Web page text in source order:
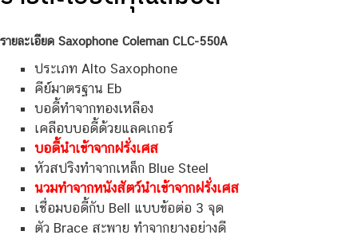
รายละเอียด Saxophone Coleman CLC-550A
ประเภท Alto Saxophone
คีย์มาตรฐาน Eb
บอดี้ทำจากทองเหลือง
เคลือบบอดี้ด้วยแลคเกอร์
บอดี้นำเข้าจากฝรั่งเศส
หัวสปริงทำจากเหล็ก Blue Steel
นวมทำจากหนังสัตว์นำเข้าจากฝรั่งเศส
เชื่อมบอดี้กับ Bell แบบข้อต่อ 3 จุด
ตัว Brace สะพาย ทำจากยางอย่างดี